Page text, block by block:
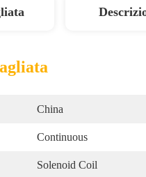
China
Continuous
Solenoid Coil